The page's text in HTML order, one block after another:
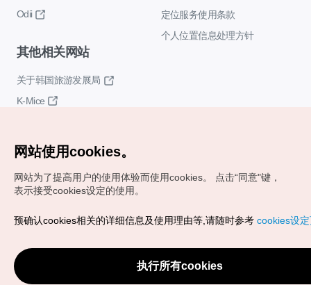
Odii
定位服务使用条款
个人位置信息处理方针
其他相关网站
关于韩国旅游发展局
K-Mice
Copyrights (c) 韩国旅游发展局版权所有
VISITKOREA官方邮箱
chnsim@knto.or.kr
网站使用cookies。
网站为了提高用户的使用体验而使用cookies。
点击“同意"键，
表示接受cookies设定的使用。
预确认cookies相关的详细信息及使用理由等,请随时参考 cookies设
执行所有cookies